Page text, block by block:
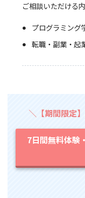
ご相談いただける
プログラミング
転職・副業・起
＼【期間限定
7日間無料体験